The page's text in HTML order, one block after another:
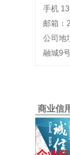
手机
邮箱：
公司地
融城9
商业信